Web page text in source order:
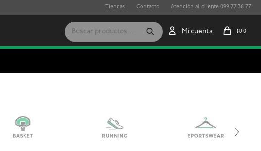
$U 0
Tiendas Contacto Atención al cliente 099 77 36 77